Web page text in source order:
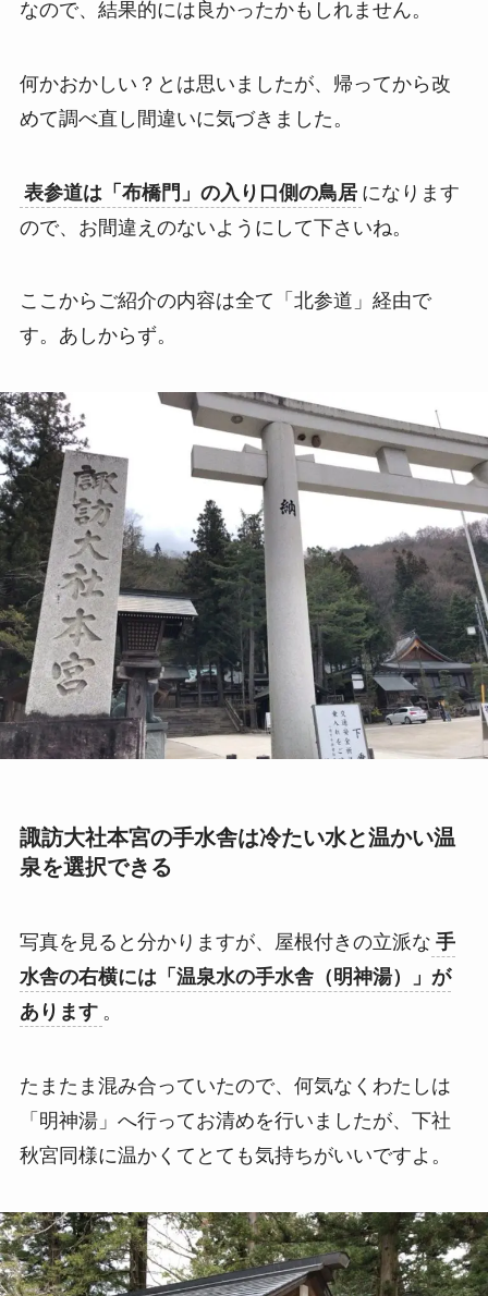
なので、結果的には良かったかもしれません。
何かおかしい？とは思いましたが、帰ってから改
めて調べ直し間違いに気づきました。
表参道は「布橋門」の入り口側の鳥居 になります
ので、お間違えのないようにして下さいね。
ここからご紹介の内容は全て「北参道」経由で
す。あしからず。
諏訪大社本宮の手水舎は冷たい水と温かい温
泉を選択できる
写真を見ると分かりますが、屋根付きの立派な 手
水舎の右横には「温泉水の手水舎（明神湯）」が
あります 。
たまたま混み合っていたので、何気なくわたしは
「明神湯」へ行ってお清めを行いましたが、下社
秋宮同様に温かくてとても気持ちがいいですよ。